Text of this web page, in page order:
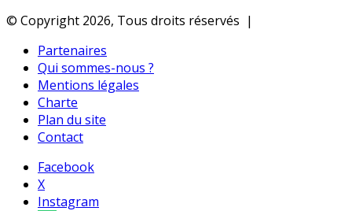
© Copyright 2026, Tous droits réservés |
Partenaires
Qui sommes-nous ?
Mentions légales
Charte
Plan du site
Contact
Facebook
X
Instagram